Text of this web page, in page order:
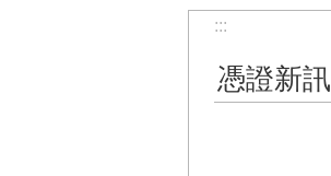
:::
憑證新訊